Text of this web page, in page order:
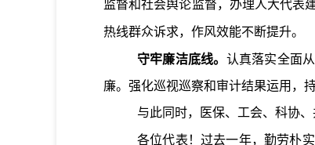
监督和社会舆论监督，办理人大代表
热线群众诉求，作风效能不断提升。
守牢廉洁底线。 认真落实全面
廉。强化巡视巡察和审计结果运用，
与此同时，医保、工会、科协、
各位代表！过去一年，勤劳朴